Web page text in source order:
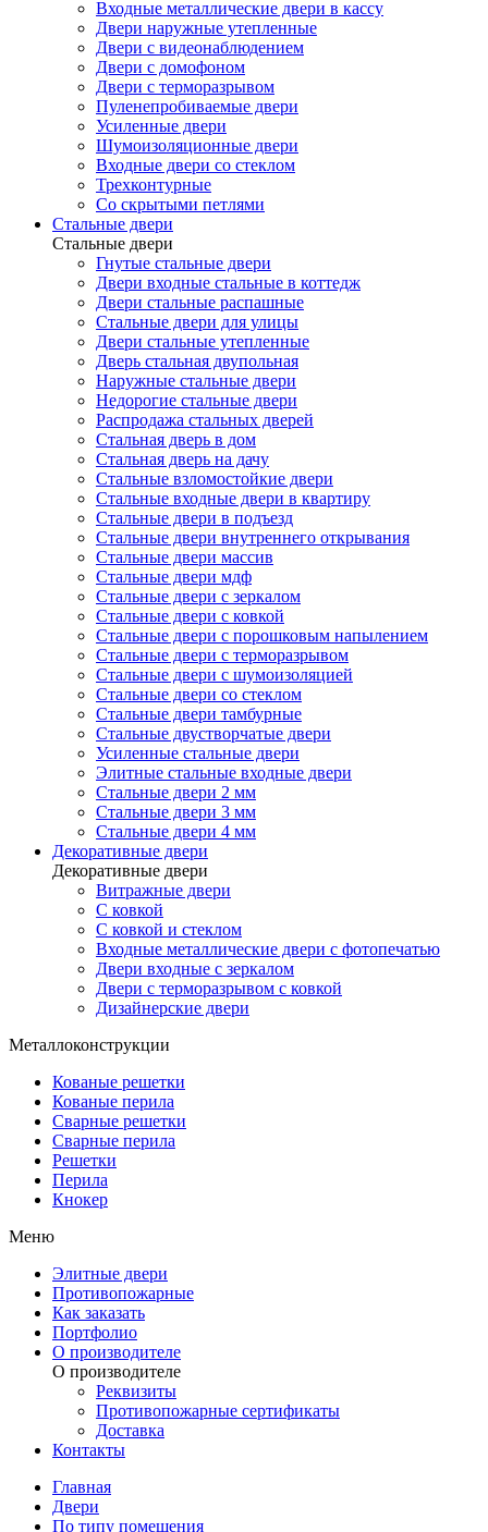
Входные металлические двери в кассу
Двери наружные утепленные
Двери с видеонаблюдением
Двери с домофоном
Двери с терморазрывом
Пуленепробиваемые двери
Усиленные двери
Шумоизоляционные двери
Входные двери со стеклом
Трехконтурные
Со скрытыми петлями
Стальные двери
Стальные двери
Гнутые стальные двери
Двери входные стальные в коттедж
Двери стальные распашные
Стальные двери для улицы
Двери стальные утепленные
Дверь стальная двупольная
Наружные стальные двери
Недорогие стальные двери
Распродажа стальных дверей
Стальная дверь в дом
Стальная дверь на дачу
Стальные взломостойкие двери
Стальные входные двери в квартиру
Стальные двери в подъезд
Стальные двери внутреннего открывания
Стальные двери массив
Стальные двери мдф
Стальные двери с зеркалом
Стальные двери с ковкой
Стальные двери с порошковым напылением
Стальные двери с терморазрывом
Стальные двери с шумоизоляцией
Стальные двери со стеклом
Стальные двери тамбурные
Стальные двустворчатые двери
Усиленные стальные двери
Элитные стальные входные двери
Стальные двери 2 мм
Стальные двери 3 мм
Стальные двери 4 мм
Декоративные двери
Декоративные двери
Витражные двери
С ковкой
С ковкой и стеклом
Входные металлические двери с фотопечатью
Двери входные с зеркалом
Двери с терморазрывом с ковкой
Дизайнерские двери
Металлоконструкции
Кованые решетки
Кованые перила
Сварные решетки
Сварные перила
Решетки
Перила
Кнокер
Меню
Элитные двери
Противопожарные
Как заказать
Портфолио
О производителе
О производителе
Реквизиты
Противопожарные сертификаты
Доставка
Контакты
Главная
Двери
По типу помещения